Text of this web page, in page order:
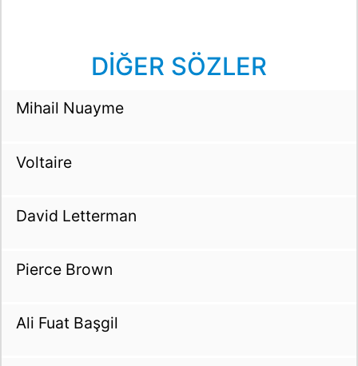
DİĞER SÖZLER
Mihail Nuayme
Voltaire
David Letterman
Pierce Brown
Ali Fuat Başgil